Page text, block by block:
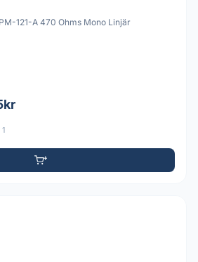
121-A 470 Ohms Mono Linjär